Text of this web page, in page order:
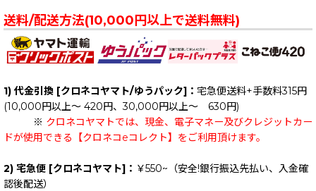
送料/配送方法(10,000円以上で送料無料)
1) 代金引換 [クロネコヤマト/ゆうパック]： 宅急便送料+手数料315円
(10,000円以上～ 420円、30,000円以上～ 630円)
※ クロネコヤマトでは、現金、電子マネー及びクレジットカー
ドが使用できる【クロネコeコレクト】をご利用頂けます。
2) 宅急便 [クロネコヤマト]： ￥550~（安全!銀行振込先払い、入金確
認後配送）